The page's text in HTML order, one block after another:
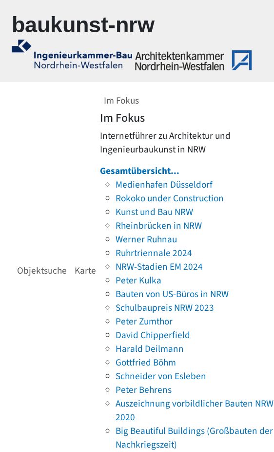
baukunst-nrw
Objektsuche Karte
Im Fokus
Im Fokus
Internetführer zu Architektur und
Ingenieurbaukunst in NRW
Gesamtübersicht...
Medienhafen Düsseldorf
Rokoko under Construction
Kunst und Bau NRW
Rheinbrücken in NRW
Werner Ruhnau
Ruhrtriennale 2024
NRW-Stadien EM 2024
Peter Kulka
Bauten von US-Büros in NRW
Schulbaupreis NRW 2023
Peter Zumthor
David Chipperfield
Harald Deilmann
Gottfried Böhm
Schneider von Esleben
Peter Behrens
Auszeichnung vorbildlicher Bauten NRW
2020
Big Beautiful Buildings (Großbauten der
Nachkriegszeit)